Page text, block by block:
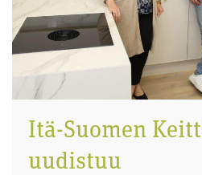
Itä-Suomen
uudistuu